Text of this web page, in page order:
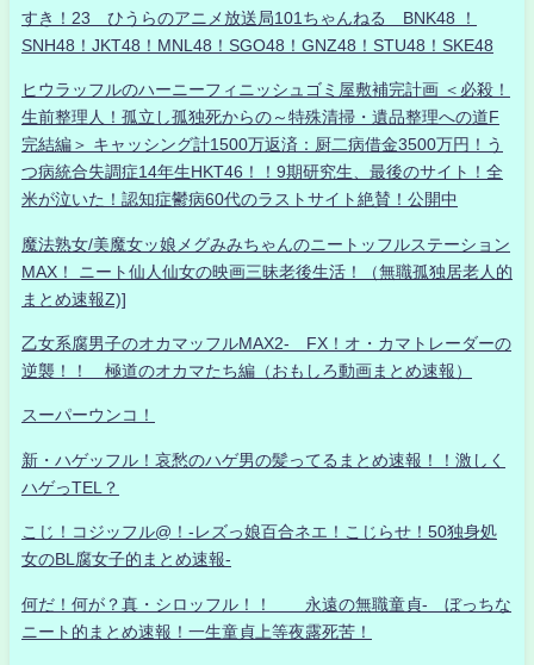
すき！23 ひうらのアニメ放送局101ちゃんねる BNK48 ！
SNH48！JKT48！MNL48！SGO48！GNZ48！STU48！SKE48
ヒウラッフルのハーニーフィニッシュゴミ屋敷補完計画 ＜必殺！
生前整理人！孤立し孤独死からの～特殊清掃・遺品整理への道F
完結編＞ キャッシング計1500万返済：厨二病借金3500万円！う
つ病統合失調症14年生HKT46！！9期研究生、最後のサイト！全
米が泣いた！認知症鬱病60代のラストサイト絶賛！公開中
魔法熟女/美魔女ッ娘メグみみちゃんのニートッフルステーション
MAX！ ニート仙人仙女の映画三昧老後生活！（無職孤独居老人的
まとめ速報Z)]
乙女系腐男子のオカマッフルMAX2- FX！オ・カマトレーダーの
逆襲！！ 極道のオカマたち編（おもしろ動画まとめ速報）
スーパーウンコ！
新・ハゲッフル！哀愁のハゲ男の髪ってるまとめ速報！！激しく
ハゲっTEL？
こじ！コジッフル@！-レズっ娘百合ネエ！こじらせ！50独身処
女のBL腐女子的まとめ速報-
何だ！何が？真・シロッフル！！ 永遠の無職童貞- ぼっちな
ニート的まとめ速報！一生童貞上等夜露死苦！